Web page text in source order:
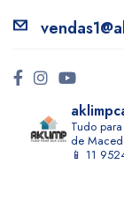
Tudo
de
📱 11